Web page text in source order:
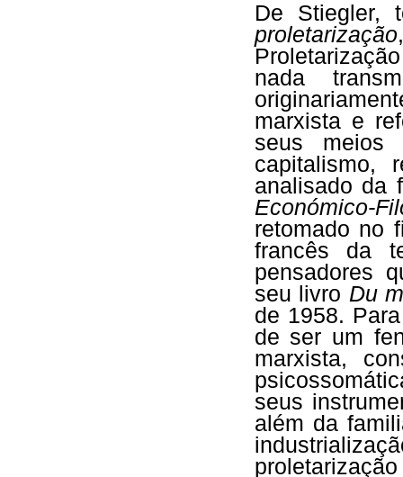
De Stiegler,
proletarização
nada
marxista e
seus meios
capitalismo,
analisado da
Económico-
retomado no
francês da
pensadores
seu livro Du
de 1958.
de ser um
marxista,
seus
além da